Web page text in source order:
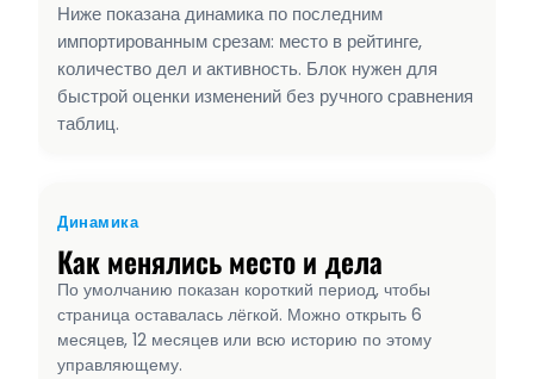
Ниже показана динамика по последним
импортированным срезам: место в рейтинге,
количество дел и активность. Блок нужен для
быстрой оценки изменений без ручного сравнения
таблиц.
Динамика
Как менялись место и дела
По умолчанию показан короткий период, чтобы
страница оставалась лёгкой. Можно открыть 6
месяцев, 12 месяцев или всю историю по этому
управляющему.